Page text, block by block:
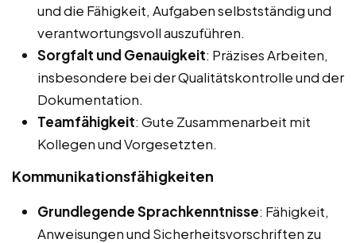
und die Fähigkeit, Aufgaben selbstständig und
verantwortungsvoll auszuführen.
Sorgfalt und Genauigkeit: Präzises Arbeiten,
insbesondere bei der Qualitätskontrolle und der
Dokumentation.
Teamfähigkeit: Gute Zusammenarbeit mit
Kollegen und Vorgesetzten.
Kommunikationsfähigkeiten
Grundlegende Sprachkenntnisse: Fähigkeit,
Anweisungen und Sicherheitsvorschriften zu